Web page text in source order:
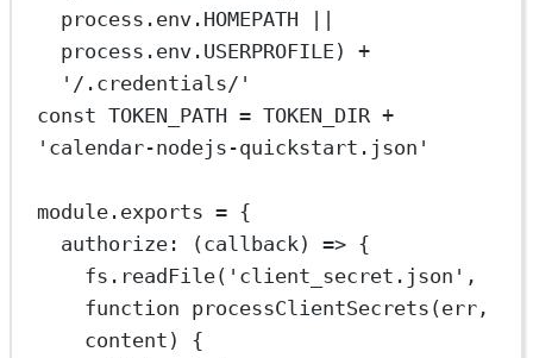
process.env. HOMEPATH
||
process.env. USERPROFILE ) +
'/.credentials/'
const TOKEN_PATH = TOKEN_DIR +
'calendar-nodejs-quickstart.json'
module . exports = {
authorize : (callback ) => {
fs. readFile( 'client_secret.json'
function processClientSecrets (err
content ) {